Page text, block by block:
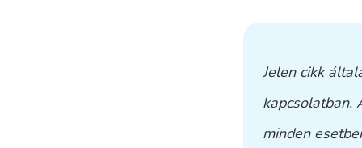
Jelen cikk
kapcsolatban.
minden